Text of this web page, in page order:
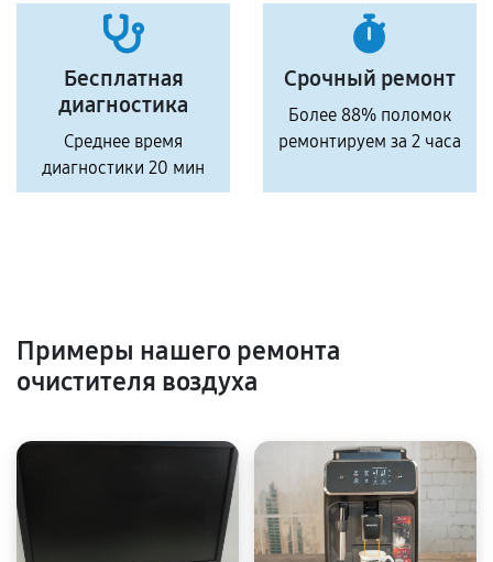
Бесплатная
диагностика
Среднее время
диагностики 20 мин
Срочный ремонт
Более 88% поломок
ремонтируем за 2 часа
Примеры нашего ремонта
очистителя воздуха